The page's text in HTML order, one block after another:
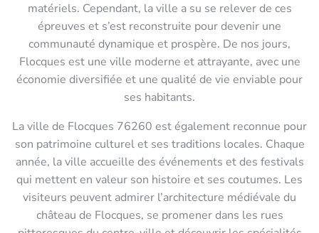
matériels. Cependant, la ville a su se relever de ces
épreuves et s’est reconstruite pour devenir une
communauté dynamique et prospère. De nos jours,
Flocques est une ville moderne et attrayante, avec une
économie diversifiée et une qualité de vie enviable pour
ses habitants.
La ville de Flocques 76260 est également reconnue pour
son patrimoine culturel et ses traditions locales. Chaque
année, la ville accueille des événements et des festivals
qui mettent en valeur son histoire et ses coutumes. Les
visiteurs peuvent admirer l’architecture médiévale du
château de Flocques, se promener dans les rues